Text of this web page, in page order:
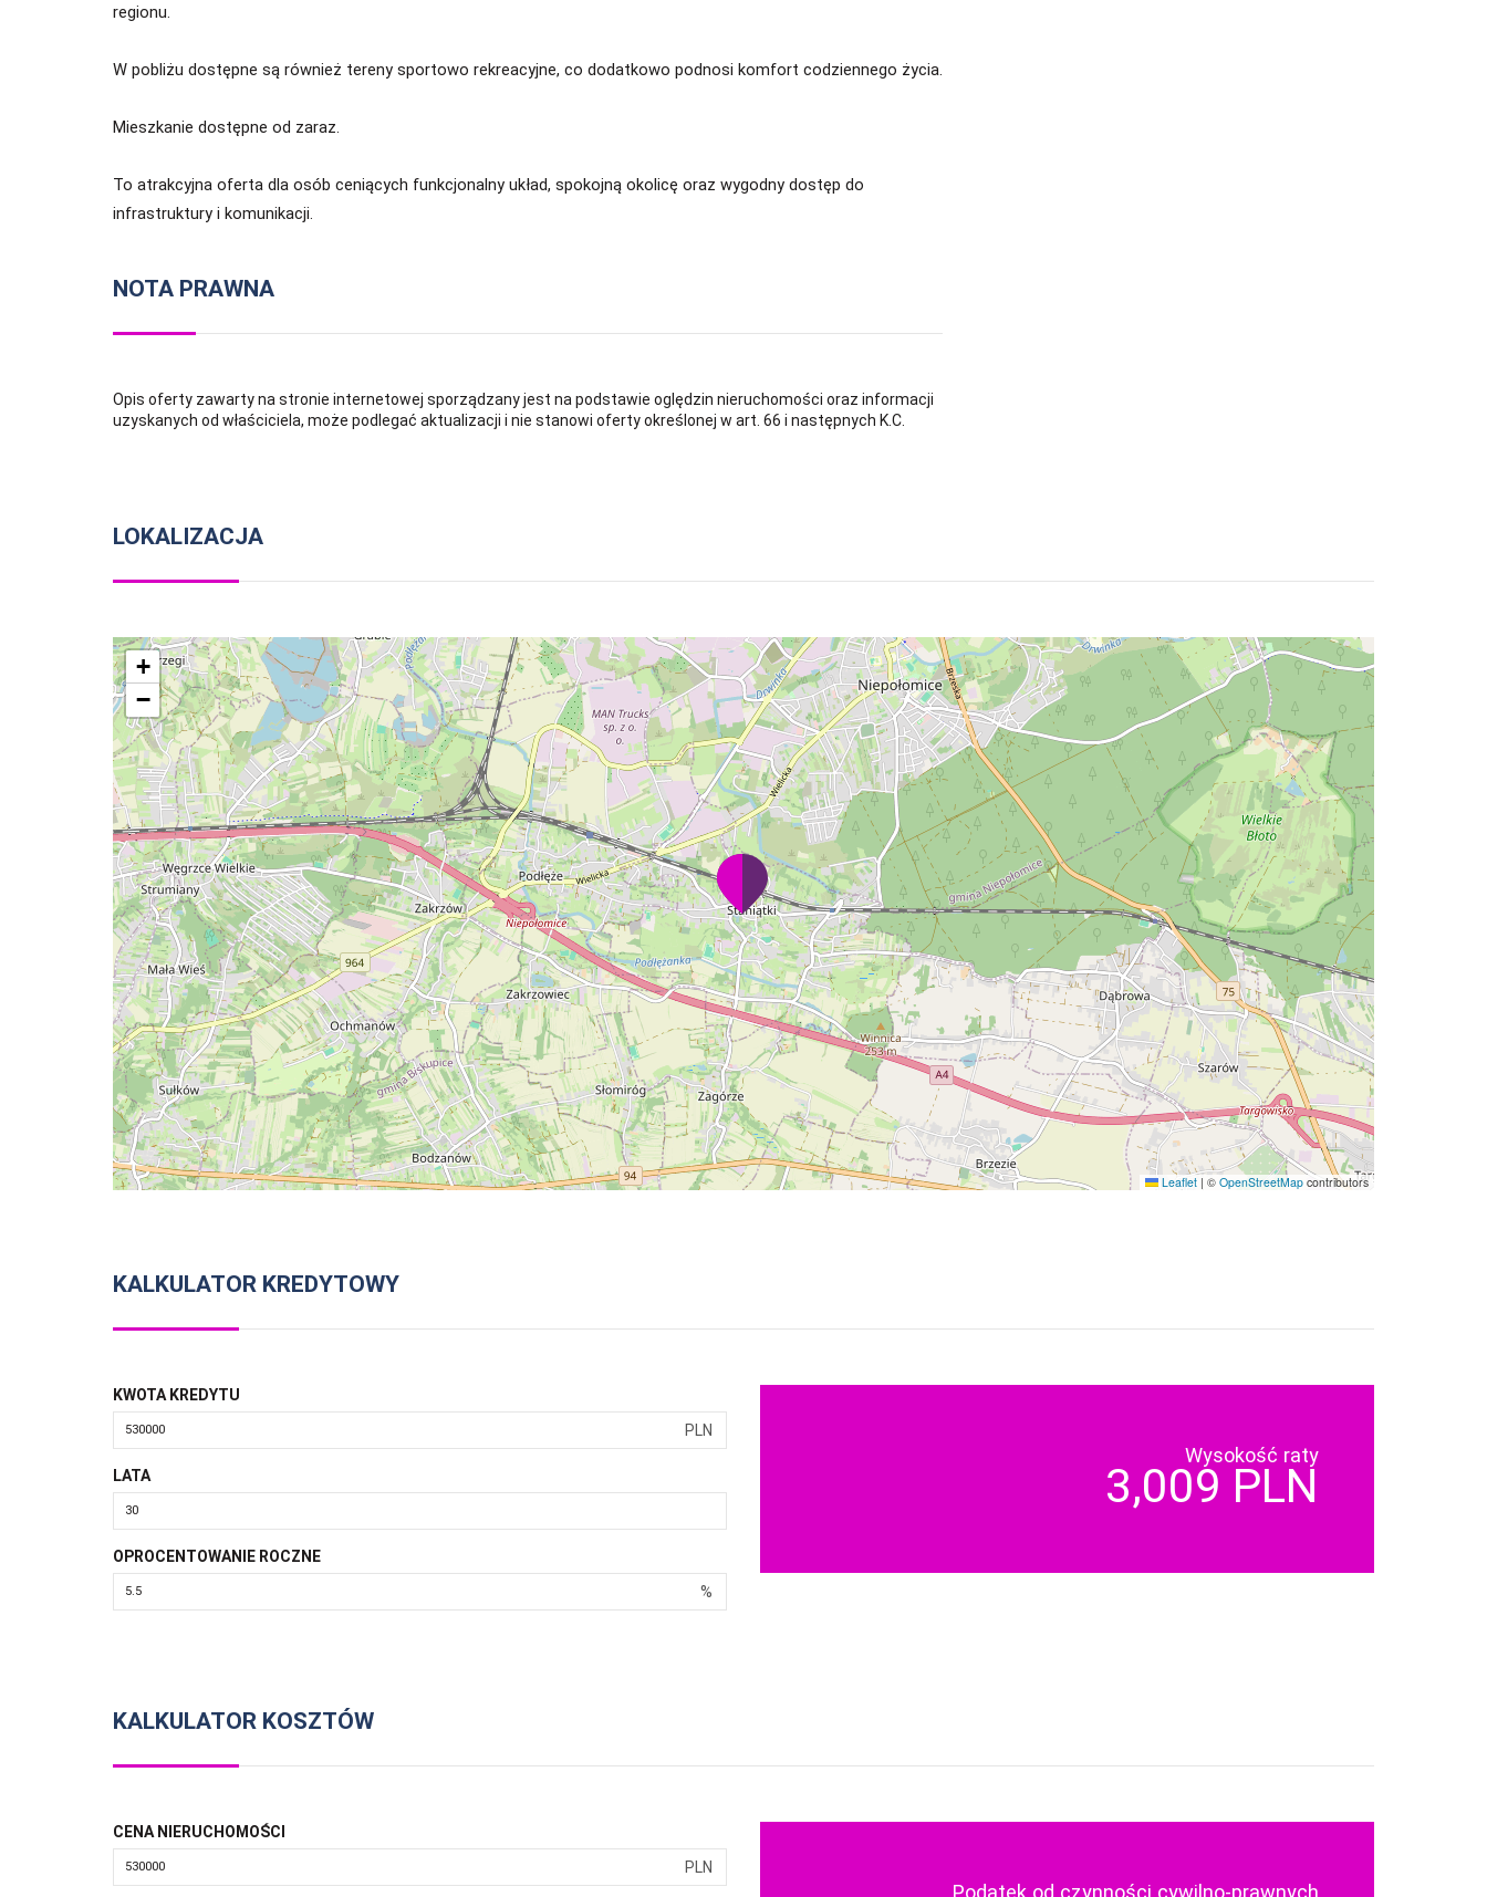
regionu.
W pobliżu dostępne są również tereny sportowo rekreacyjne, co dodatkowo podnosi komfort codziennego życia.
Mieszkanie dostępne od zaraz.
To atrakcyjna oferta dla osób ceniących funkcjonalny układ, spokojną okolicę oraz wygodny dostęp do
infrastruktury i komunikacji.
NOTA PRAWNA
Opis oferty zawarty na stronie internetowej sporządzany jest na podstawie oględzin nieruchomości oraz informacji
uzyskanych od właściciela, może podlegać aktualizacji i nie stanowi oferty określonej w art. 66 i następnych K.C.
LOKALIZACJA
+
−
Leaflet | © OpenStreetMap contributors
KALKULATOR KREDYTOWY
KWOTA KREDYTU
PLN
LATA
OPROCENTOWANIE ROCZNE
%
Wysokość raty
3,009 PLN
KALKULATOR KOSZTÓW
CENA NIERUCHOMOŚCI
PLN
Podatek od czynności cywilno-prawnych